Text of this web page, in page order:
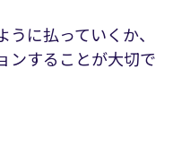
に払っていくか、
ンすることが大切で